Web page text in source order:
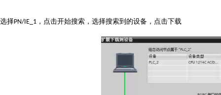
选择PN/IE_1 ，点击开始搜索，选择搜索到的设备，点击下载